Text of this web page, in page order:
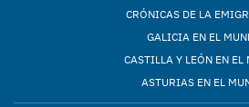
CRÓNICAS DE LA
GALICIA EN EL
CASTILLA Y LEÓN EN EL
ASTURIAS EN EL